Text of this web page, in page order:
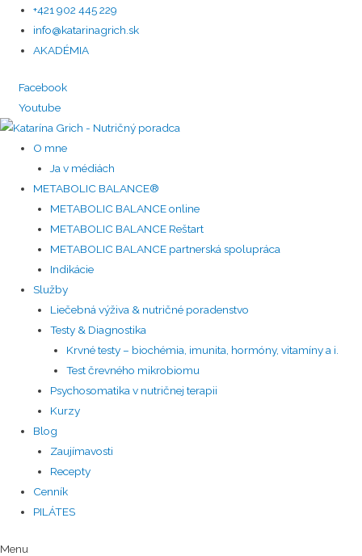
+421 902 445 229
info@katarinagrich.sk
AKADÉMIA
Facebook
Youtube
O mne
Ja v médiách
METABOLIC BALANCE®
METABOLIC BALANCE online
METABOLIC BALANCE Reštart
METABOLIC BALANCE partnerská spolupráca
Indikácie
Služby
Liečebná výživa & nutričné poradenstvo
Testy & Diagnostika
Krvné testy – biochémia, imunita, hormóny, vitamíny a i.
Test črevného mikrobiomu
Psychosomatika v nutričnej terapii
Kurzy
Blog
Zaujímavosti
Recepty
Cenník
PILÁTES
Menu